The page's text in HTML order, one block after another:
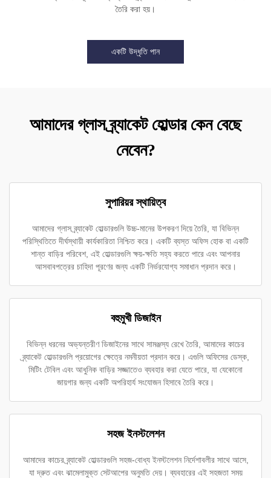
তৈরি করা হয়।
একটি উদ্ধৃতি পান
আমাদের গ্লাস ব্র্যাকেট হোল্ডার কেন বেছে
নেবেন?
সুপারিয়র স্থায়িত্ব
আমাদের গ্লাস ব্র্যাকেট হোল্ডারগুলি উচ্চ-মানের উপকরণ দিয়ে তৈরি, যা বিভিন্ন
পরিস্থিতিতে দীর্ঘস্থায়ী কার্যকারিতা নিশ্চিত করে। একটি ব্যস্ত অফিস হোক বা একটি
শান্ত বাড়ির পরিবেশ, এই হোল্ডারগুলি ক্ষয়-ক্ষতি সহ্য করতে পারে এবং আপনার
আসবাবপত্রের চাহিদা পূরণের জন্য একটি নির্ভরযোগ্য সমাধান প্রদান করে।
বহুমুখী ডিজাইন
বিভিন্ন ধরনের অভ্যন্তরীণ ডিজাইনের সাথে সামঞ্জস্য রেখে তৈরি, আমাদের কাচের
ব্র্যাকেট হোল্ডারগুলি প্রয়োগের ক্ষেত্রে নমনীয়তা প্রদান করে। এগুলি অফিসের ডেস্ক,
মিটিং টেবিল এবং আধুনিক বাড়ির সজ্জাতেও ব্যবহার করা যেতে পারে, যা যেকোনো
জায়গার জন্য একটি অপরিহার্য সংযোজন হিসাবে তৈরি করে।
সহজ ইনস্টলেশন
আমাদের কাচের ব্র্যাকেট হোল্ডারগুলি সহজ-বোধ্য ইনস্টলেশন নির্দেশাবলীর সাথে আসে,
যা দ্রুত এবং ঝামেলামুক্ত সেটআপের অনুমতি দেয়। ব্যবহারের এই সহজতা সময়